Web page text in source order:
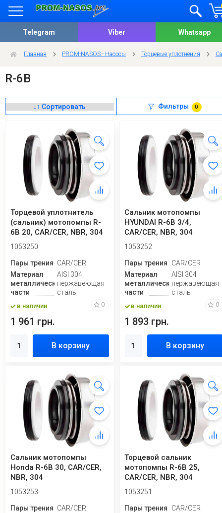
Telegram Viber Whatsapp
Главная PROM-NASOS - Насосы Торцевые уплотнения
R-6B
Фильтры 0
Торцевой уплотнитель
(сальник) мотопомпы R-
6B 20, CAR/CER, NBR, 304
1053250
Пары трения CAR/CER
Материал
металлической
части
AISI 304
нержавеющая
сталь
в наличии 0
1 961 грн.
В корзину
Сальник мотопомпы
HYUNDAI R-6B 3/4,
CAR/CER, NBR, 304
1053252
Пары трения
CAR/CER
Материал
металлической
части
AISI 304
нержавеющая
сталь
в наличии 0
1 893 грн.
В корзину
Сальник мотопомпы
Honda R-6B 30, CAR/CER,
NBR, 304
1053253
Пары трения CAR/CER
Торцевой сальник
мотопомпы R-6B 25,
CAR/CER, NBR, 304
1053251
Пары трения
CAR/CER